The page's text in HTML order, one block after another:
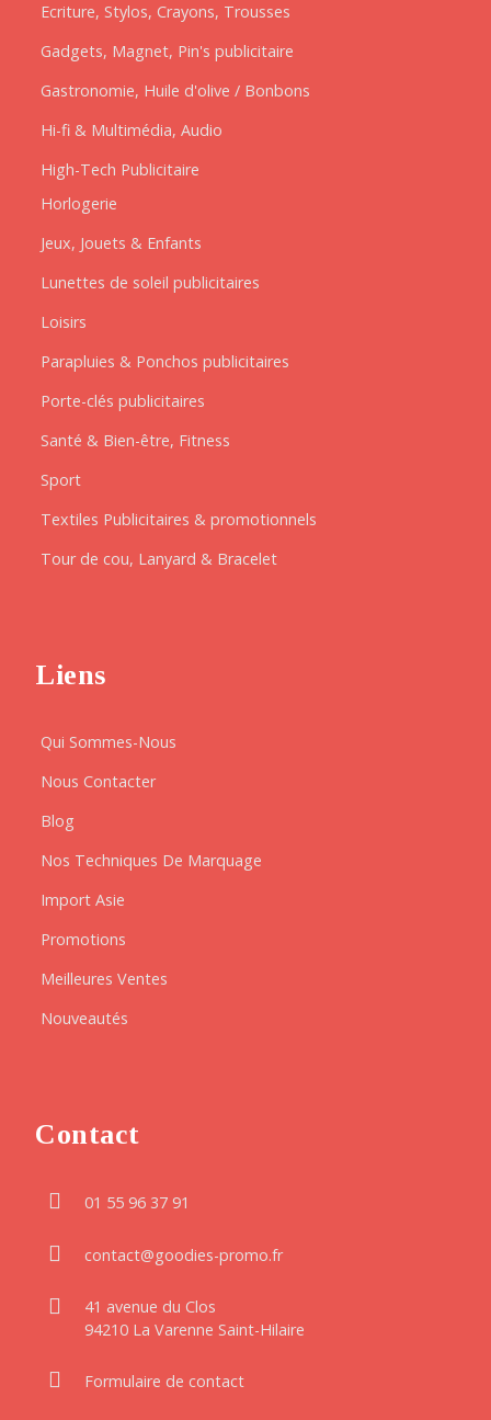
Ecriture, Stylos, Crayons, Trousses
Gadgets, Magnet, Pin's publicitaire
Gastronomie, Huile d'olive / Bonbons
Hi-fi & Multimédia, Audio
High-Tech Publicitaire
Horlogerie
Jeux, Jouets & Enfants
Lunettes de soleil publicitaires
Loisirs
Parapluies & Ponchos publicitaires
Porte-clés publicitaires
Santé & Bien-être, Fitness
Sport
Textiles Publicitaires & promotionnels
Tour de cou, Lanyard & Bracelet
Liens
Qui Sommes-Nous
Nous Contacter
Blog
Nos Techniques De Marquage
Import Asie
Promotions
Meilleures Ventes
Nouveautés
Contact
01 55 96 37 91
contact@goodies-promo.fr
41 avenue du Clos
94210 La Varenne Saint-Hilaire
Formulaire de contact